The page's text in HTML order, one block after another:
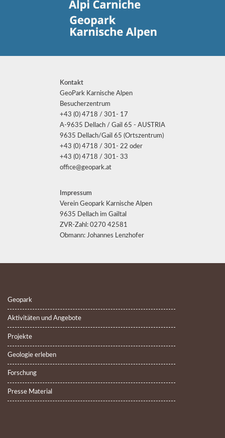
Kontakt
GeoPark Karnische Alpen
Besucherzentrum
+43 (0) 4718 / 301- 17
A-9635 Dellach / Gail 65 - AUSTRIA
9635 Dellach/Gail 65 (Ortszentrum)
+43 (0) 4718 / 301- 22 oder
+43 (0) 4718 / 301- 33
office@geopark.at
Impressum
Verein Geopark Karnische Alpen
9635 Dellach im Gailtal
ZVR-Zahl: 0270 42581
Obmann: Johannes Lenzhofer
Geopark
Aktivitäten und Angebote
Projekte
Geologie erleben
Forschung
Presse Material